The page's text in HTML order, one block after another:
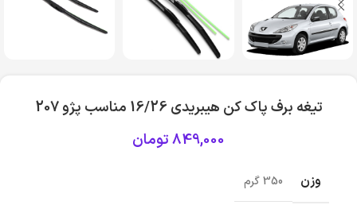
تیغه برف پاک کن هیبریدی 16/26 مناسب پژو 207
849,000تومان
وزن 350 گرم